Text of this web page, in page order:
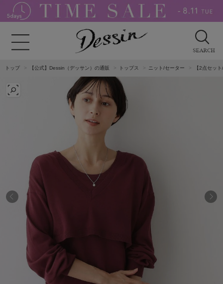
トップ 【公式】Dessin（デッサン）の通販 トップス ニット/セーター 【2点セッ